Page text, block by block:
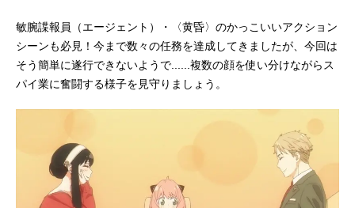
敏腕諜報員（エージェント）・〈黄昏〉のかっこいいアクション
シーンも必見！今まで数々の任務を達成してきましたが、今回は
そう簡単に遂行できないようで......複数の顔を使い分けながらス
パイ業に奮闘する様子を見守りましょう。